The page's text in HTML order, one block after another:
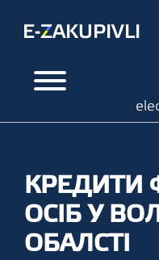
КРЕДИТИ
ОСІБ У
ОБАЛСТІ